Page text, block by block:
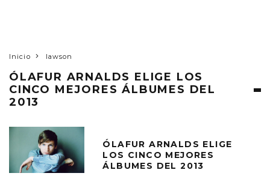
Inicio lawson
ÓLAFUR ARNALDS ELIGE LOS
CINCO MEJORES ÁLBUMES DEL
2013
ÓLAFUR ARNALDS ELIGE
LOS CINCO MEJORES
ÁLBUMES DEL 2013